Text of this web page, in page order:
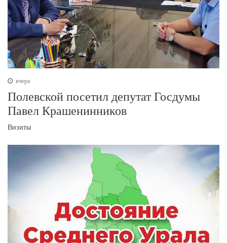
вчера
Полевской посетил депутат Госдумы
Павел Крашенинников
Визиты